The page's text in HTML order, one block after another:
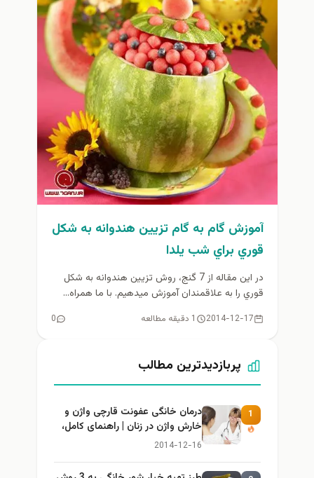
آموزش گام به گام تزيين هندوانه به شكل
قوري براي شب يلدا
در اين مقاله از 7 گنج، روش تزيين هندوانه به شكل
قوري را به علاقمندان آموزش ميدهيم. با ما همراه...
2014-12-17 1 دقیقه مطالعه 0
پربازدیدترین مطالب
1
درمان خانگی عفونت قارچی واژن و
خارش واژن در زنان | راهنمای کامل،
ایمن و کاربردی
2014-12-16